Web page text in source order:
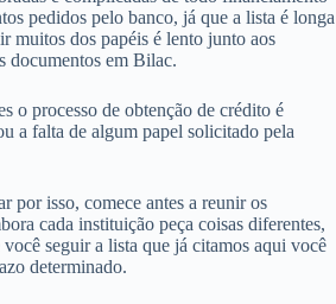
pedidos pelo banco, já que a lista é longa
muitos dos papéis é lento junto aos
documentos em Bilac.
o processo de obtenção de crédito é
a falta de algum papel solicitado pela
por isso, comece antes a reunir os
cada instituição peça coisas diferentes,
seguir a lista que já citamos aqui você
determinado.